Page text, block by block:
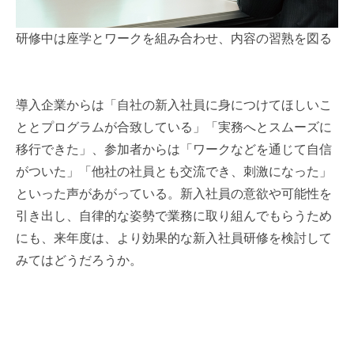
研修中は座学とワークを組み合わせ、内容の習熟を図る
導入企業からは「自社の新入社員に身につけてほしいこ
ととプログラムが合致している」「実務へとスムーズに
移行できた」、参加者からは「ワークなどを通じて自信
がついた」「他社の社員とも交流でき、刺激になった」
といった声があがっている。新入社員の意欲や可能性を
引き出し、自律的な姿勢で業務に取り組んでもらうため
にも、来年度は、より効果的な新入社員研修を検討して
みてはどうだろうか。